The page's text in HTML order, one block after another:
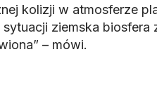
kolizji w atmosferze
ziemska biosfera
– mówi.